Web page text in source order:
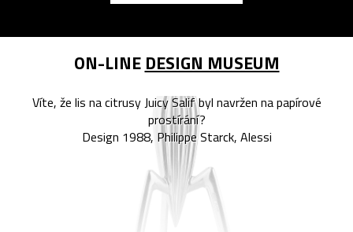
ON-LINE DESIGN MUSEUM
Víte, že lis na citrusy Juicy Salif byl navržen na papírové
prostírání?
Design 1988, Philippe Starck, Alessi